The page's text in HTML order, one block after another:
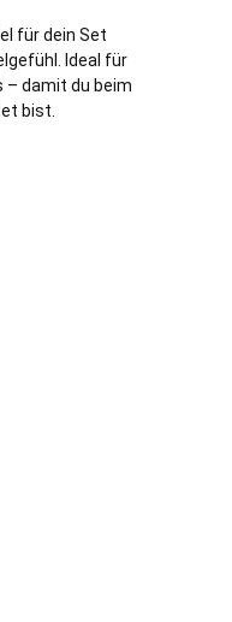
für dein Set
Ideal für
– damit du beim
bist.